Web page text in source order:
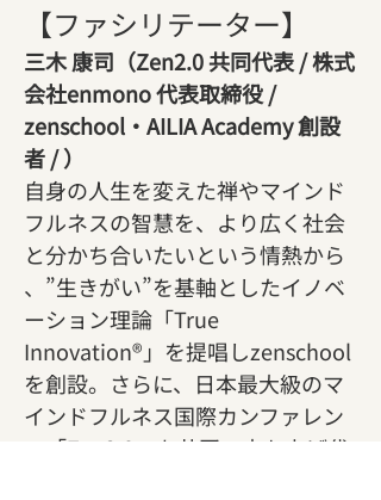
【ファシリテーター】
三木 康司（Zen2.0 共同代表 / 株式
会社enmono 代表取締役 /
zenschool・AILIA Academy 創設
者 / ）
自身の人生を変えた禅やマインド
フルネスの智慧を、より広く社会
と分かち合いたいという情熱から
、”生きがい”を基軸としたイノベ
ーション理論「True
Innovation®」を提唱しzenschool
を創設。さらに、日本最大級のマ
インドフルネス国際カンファレン
ス「Zen2.0」を共同で立ち上げ代